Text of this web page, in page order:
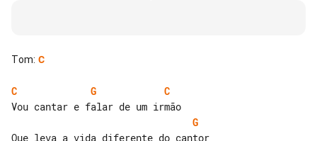
Tom: C
C G
C
G